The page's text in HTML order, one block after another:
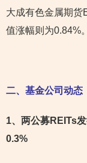
大成有色金属期货
值涨幅则为0.84%。
二、基金公司动态
1、两公募REITs
0.3%